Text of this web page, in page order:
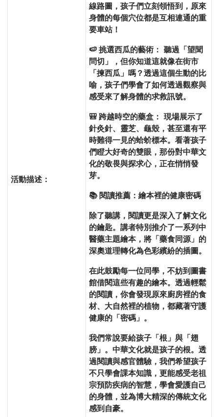
活動描述：
線路圖，孩子們立刻領悟到，原來
身體的每個穴位都是互相連通的重
要車站！
🍉 挑選西瓜的藝術： 聽過「望聞
問切」，但你知道這就像在街市
「揀西瓜」嗎？透過這個生動的比
喻，孩子們學會了如何透過觀察與
感受來了解身體的求救訊號。
🎒 跨越時空的藥盒： 現場展示了
針灸針、靈芝、龜殼，甚至還有平
時難得一見的蛤蚧標本。看著孩子
們瞪大好奇的雙眼，那份對中華文
化的敬畏與探求心，正在悄悄發
芽。
📚 閱讀推薦：繪本裡的健康密碼
除了聽講，閱讀更是深入了解文化
的鑰匙。講者特別推介了一系列中
醫藥主題繪本，將「藥食同源」的
深奧道理轉化為色彩繽紛的插圖。
在此鼓勵每一位同學，不妨到圖書
館借閱這些有趣的繪本。透過輕鬆
的閱讀，你會發現原來廚房裡的食
材、大自然裡的植物，都藏著守護
健康的「密碼」。
我們常說要給孩子「根」與「翅
膀」。中華文化就是孩子的根。透
過閱讀與感官體驗，我們希望孩子
不只學會課本知識，更能感受老祖
宗預防疾病的智慧，學會愛護自己
的身體，並為博大精深的傳統文化
感到自豪。